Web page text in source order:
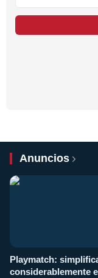
Anuncios
Playmatch:
considerablemente